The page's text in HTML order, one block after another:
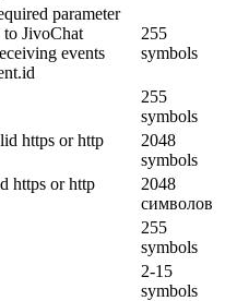
parameter
to JivoChat
events
255
symbols
255
symbols
https or http
2048
symbols
https or http
2048
символов
255
symbols
2-15
symbols